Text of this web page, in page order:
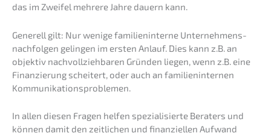
das im Zweifel mehre­re Jahre dauern kann.
Generell gilt: Nur wenige famili­en­in­ter­ne Unter­neh­mens­
nach­fol­gen gelin­gen im ersten Anlauf. Dies kann z.B. an
objek­tiv nachvoll­zieh­ba­ren Gründen liegen, wenn z.B. eine
Finan­zie­rung schei­tert, oder auch an famili­en­in­ter­nen
Kommunikationsproblemen.
In allen diesen Fragen helfen spezia­li­sier­te Beraters und
können damit den zeitli­chen und finan­zi­el­len Aufwand